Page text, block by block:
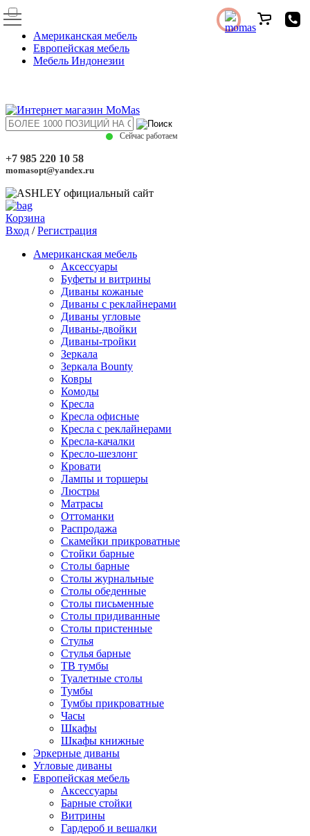
Американская мебель
Европейская мебель
Мебель Индонезии
Сейчас работаем
+7 985 220 10 58
momasopt@yandex.ru
Корзина
Вход /Регистрация
Американская мебель
Аксессуары
Буфеты и витрины
Диваны кожаные
Диваны с реклайнерами
Диваны угловые
Диваны-двойки
Диваны-тройки
Зеркала
Зеркала Bounty
Ковры
Комоды
Кресла
Кресла офисные
Кресла с реклайнерами
Кресла-качалки
Кресло-шезлонг
Кровати
Лампы и торшеры
Люстры
Матрасы
Оттоманки
Распродажа
Скамейки прикроватные
Стойки барные
Столы барные
Столы журнальные
Столы обеденные
Столы письменные
Столы придиванные
Столы пристенные
Стулья
Стулья барные
ТВ тумбы
Туалетные столы
Тумбы
Тумбы прикроватные
Часы
Шкафы
Шкафы книжные
Эркерные диваны
Угловые диваны
Европейская мебель
Аксессуары
Барные стойки
Витрины
Гардероб и вешалки